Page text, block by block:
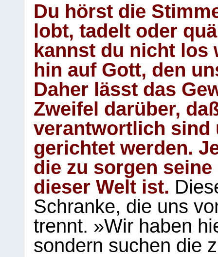
Du hörst die
lobt, tadelt oder
kannst du nicht los
hin auf Gott, den
Daher lässt das
Zweifel darüber,
verantwortlich sind
gerichtet werden.
die zu sorgen
dieser Welt ist.
Schranke, die uns
trennt. »Wir haben
sondern suchen die